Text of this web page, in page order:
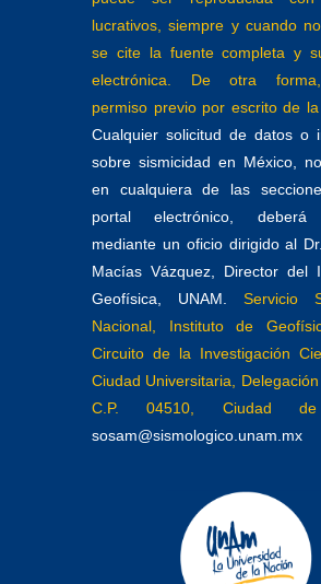
lucrativos, siempre y cuando
se cite la fuente completa y
electrónica. De otra
permiso previo por escrito de la
Cualquier solicitud de datos o
sobre sismicidad en México,
en cualquiera de las
portal electrónico, deberá
mediante un oficio dirigido al
Macías Vázquez, Director del
Geofísica, UNAM.
Servicio
Nacional, Instituto de
Circuito de la Investigación
Ciudad Universitaria, Delegación
C.P. 04510, Ciudad de
sosam@sismologico.unam.mx